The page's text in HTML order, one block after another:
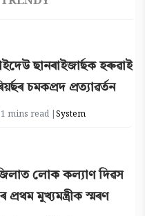
ছানৰাইজাৰ্ছক হৰুৱাই
চমকপ্ৰদ প্ৰত্যাৱৰ্তন
mins read |System
লোক কল্যাণ দিৱস
মুখ্যমন্ত্ৰীক স্মৰণ